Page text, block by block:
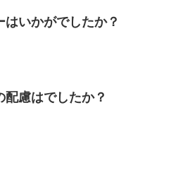
いかがでしたか？
慮はでしたか？